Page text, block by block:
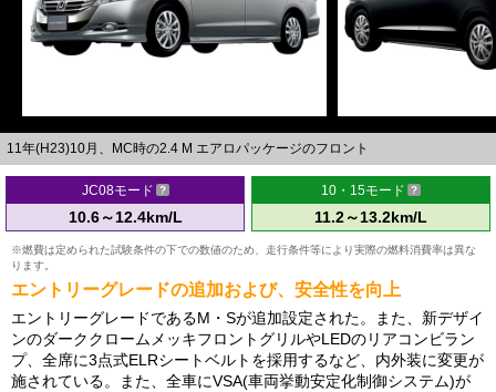
11年(H23)10月、MC時の2.4 M エアロパッケージのフロント
JC08モード
10.6～12.4km/L
10・15モード
11.2～13.2km/L
※燃費は定められた試験条件の下での数値のため、走行条件等により実際の燃料消費率は異な
ります。
エントリーグレードの追加および、安全性を向上
エントリーグレードであるM・Sが追加設定された。また、新デザイ
ンのダーククロームメッキフロントグリルやLEDのリアコンビラン
プ、全席に3点式ELRシートベルトを採用するなど、内外装に変更が
施されている。また、全車にVSA(車両挙動安定化制御システム)が